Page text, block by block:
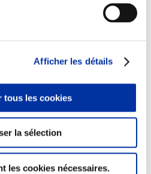
Afficher les détails
tous les cookies
la sélection
les cookies nécessaires.
et attractivité des métiers
Accords